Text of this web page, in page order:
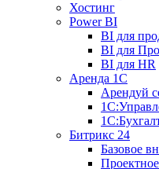
Хостинг
Power BI
BI для
BI для
BI для HR
Аренда 1C
Арендуй
Битрикс 24
Базовое